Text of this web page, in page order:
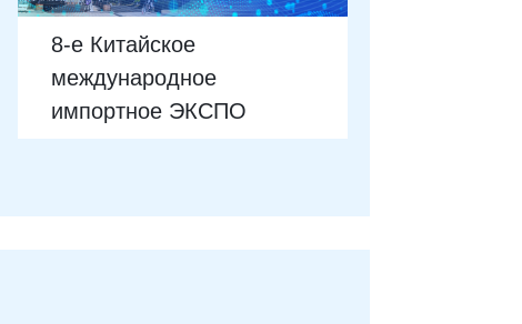
8-е Китайское
международное
импортное ЭКСПО